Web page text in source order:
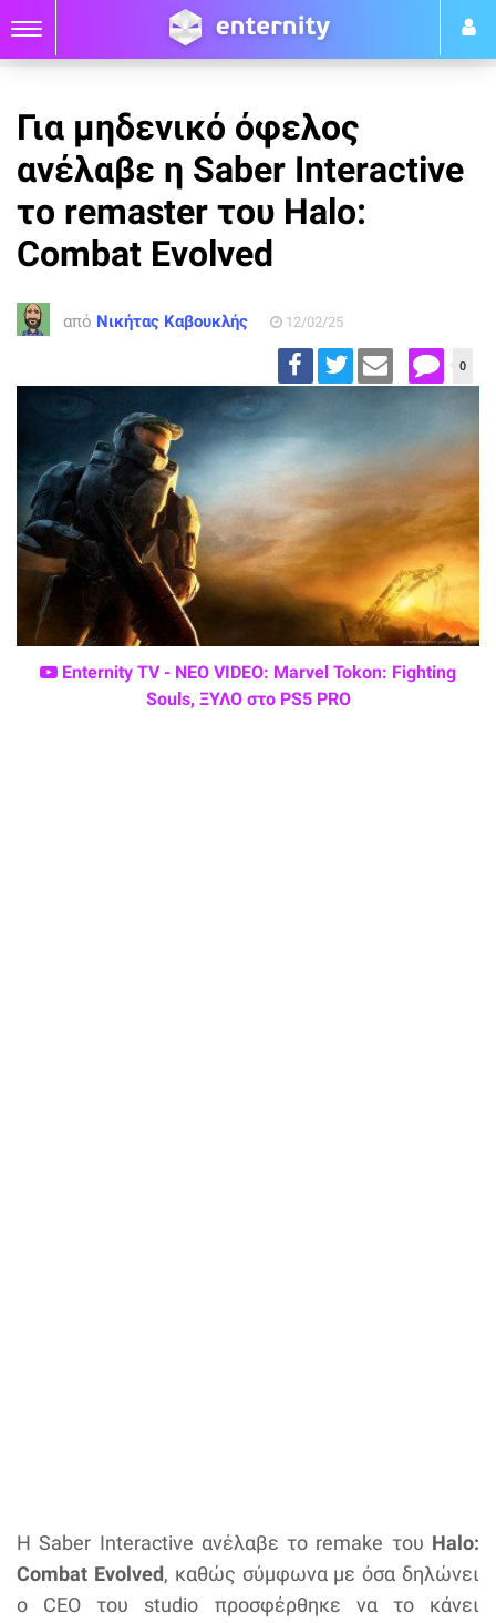
Για μηδενικό όφελος
ανέλαβε η Saber Interactive
το remaster του Halo:
Combat Evolved
από Νικήτας Καβουκλής 12/02/25
0
Enternity TV - ΝΕΟ VIDEO: Marvel Tokon: Fighting
Souls, ΞΥΛΟ στο PS5 PRO
Η Saber Interactive ανέλαβε το remake του Halo:
Combat Evolved, καθώς σύμφωνα με όσα δηλώνει
ο CEO του studio προσφέρθηκε να το κάνει